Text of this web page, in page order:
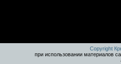
Copyright
при использовании материалов